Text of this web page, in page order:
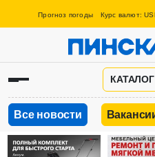
Прогноз погоды Курс валют:
КАТАЛОГ
Все новости